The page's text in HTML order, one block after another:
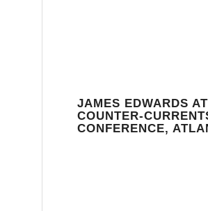
JAMES EDWARDS
COUNTER-
CONFERENCE,